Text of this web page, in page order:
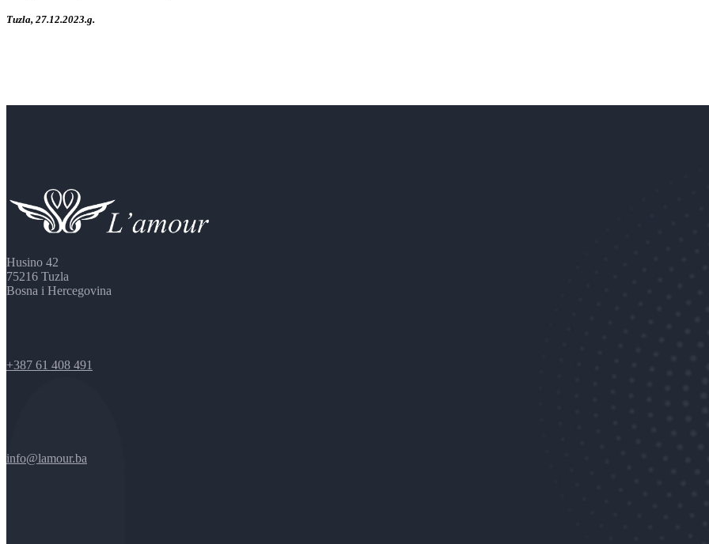
Tuzla, 27.12.2023.g.
Husino 42
75216 Tuzla
Bosna i Hercegovina
+387 61 408 491
info@lamour.ba